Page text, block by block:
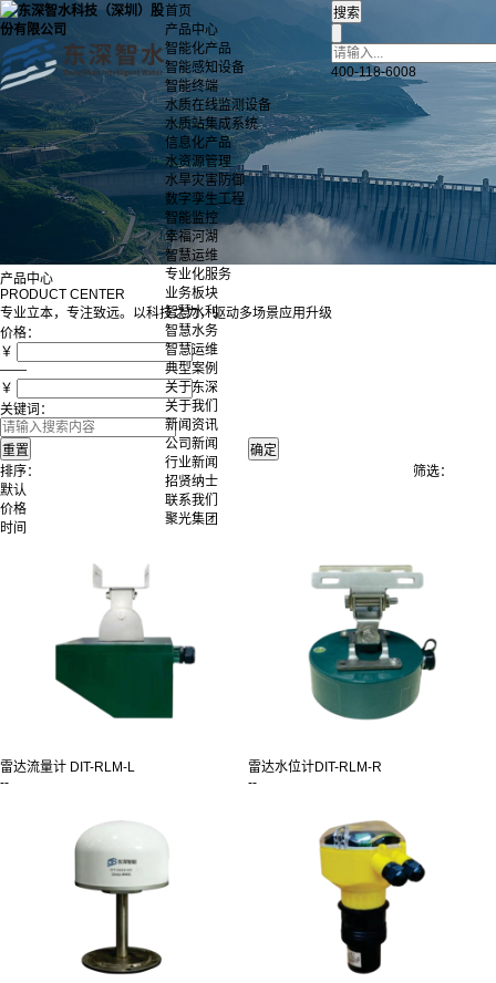
首页
产品中心
智能化产品
智能感知设备
智能终端
水质在线监测设备
水质站集成系统
信息化产品
水资源管理
水旱灾害防御
数字孪生工程
智能监控
幸福河湖
智慧运维
专业化服务
业务板块
智慧水利
智慧水务
智慧运维
典型案例
关于东深
关于我们
新闻资讯
公司新闻
行业新闻
招贤纳士
联系我们
聚光集团
400-118-6008
产品中心
PRODUCT CENTER
专业立本，专注致远。以科技之力，驱动多场景应用升级
价格：
￥
——
￥
关键词：
排序：
默认
价格
时间
筛选：
雷达流量计 DIT-RLM-L
--
雷达水位计DIT-RLM-R
--